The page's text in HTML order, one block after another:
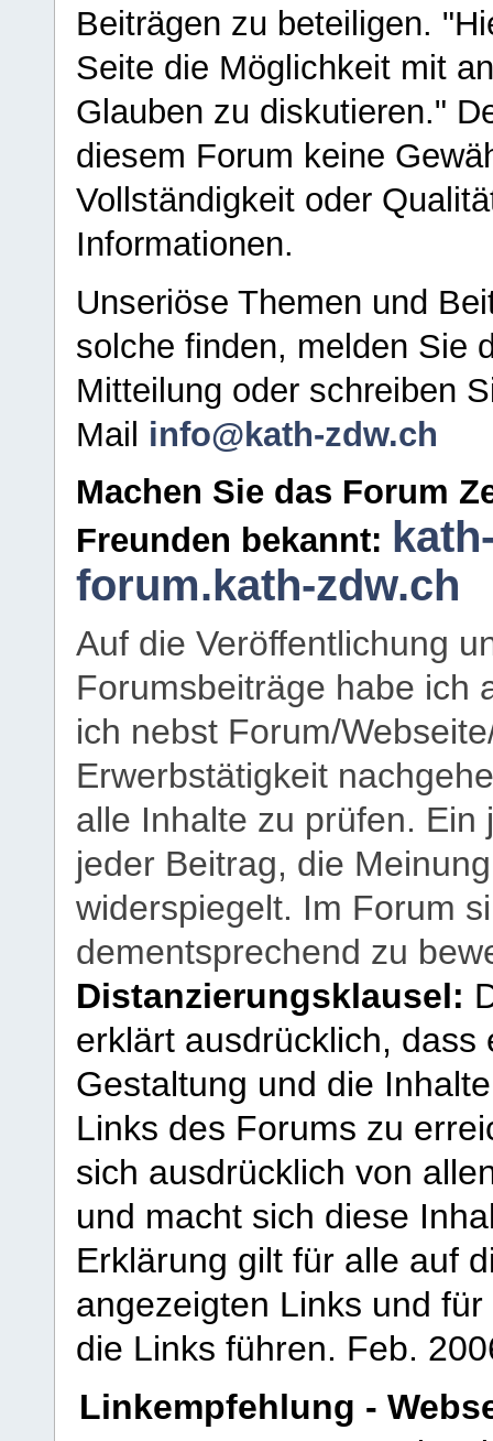
Beiträgen zu beteiligen.
Seite die Möglichkeit mit
Glauben zu diskutieren."
diesem Forum keine
Vollständigkeit oder
Informationen.
Unseriöse Themen und
solche finden, melden Sie
Mitteilung oder schreiben
Mail info@kath-zdw.ch
Machen Sie das Forum
Freunden bekannt:
forum.kath-zdw.ch
Auf die Veröffentlichung
Forumsbeiträge habe ich
ich nebst Forum/
Erwerbstätigkeit
alle Inhalte zu prüfen.
jeder Beitrag, die
widerspiegelt. Im Forum
dementsprechend zu
Distanzierungsklausel:
erklärt ausdrücklich,
Gestaltung und die
Links des Forums zu
sich ausdrücklich von
und macht sich diese
Erklärung gilt für alle auf
angezeigten Links und
die Links führen. Feb.
Linkempfehlung -